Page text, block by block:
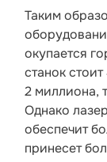
Таким
окупается
станок
2 миллиона,
Однако
обеспечит
принесет